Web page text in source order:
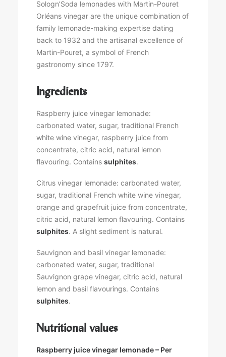
Sologn’Soda lemonades with Martin-Pouret
Orléans vinegar are the unique combination of
family lemonade-making expertise dating
back to 1932 and the artisanal excellence of
Martin-Pouret, a symbol of French
gastronomy since 1797.
Ingredients
Raspberry juice vinegar lemonade:
carbonated water, sugar, traditional French
white wine vinegar, raspberry juice from
concentrate, citric acid, natural lemon
flavouring. Contains sulphites.
Citrus vinegar lemonade: carbonated water,
sugar, traditional French white wine vinegar,
orange and grapefruit juice from concentrate,
citric acid, natural lemon flavouring. Contains
sulphites. A slight sediment is natural.
Sauvignon and basil vinegar lemonade:
carbonated water, sugar, traditional
Sauvignon grape vinegar, citric acid, natural
lemon and basil flavourings. Contains
sulphites.
Nutritional values
Raspberry juice vinegar lemonade – Per